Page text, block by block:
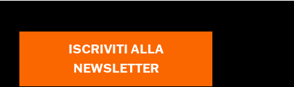
ISCRIVITI ALLA
NEWSLETTER